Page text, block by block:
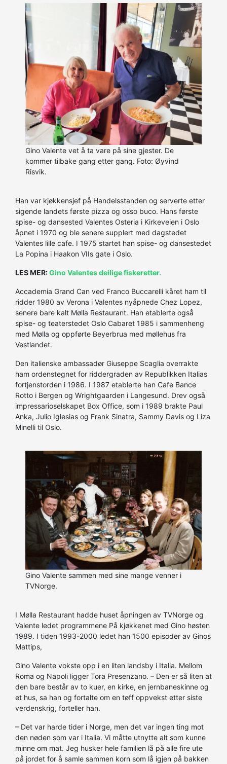
Gino Valente vet å ta vare på sine gjester. De
kommer tilbake gang etter gang. Foto: Øyvind
Risvik.
Han var kjøkkensjef på Handelsstanden og serverte etter
sigende landets første pizza og osso buco. Hans første
spise- og dansested Valentes Osteria i Kirkeveien i Oslo
åpnet i 1970 og ble senere supplert med dagstedet
Valentes lille cafe. I 1975 startet han spise- og dansestedet
La Popina i Haakon VIIs gate i Oslo.
LES MER:Gino Valentes deilige fiskeretter.
Accademia Grand Can ved Franco Buccarelli kåret ham til
ridder 1980 av Verona i Valentes nyåpnede Chez Lopez,
senere bare kalt Mølla Restaurant. Han etablerte også
spise- og teaterstedet Oslo Cabaret 1985 i sammenheng
med Mølla og oppførte Beyerbrua med møllehus fra
Vestlandet.
Den italienske ambassadør Giuseppe Scaglia overrakte
ham ordenstegnet for riddergraden av Republikken Italias
fortjenstorden i 1986. I 1987 etablerte han Cafe Bance
Rotto i Bergen og Wrightgaarden i Langesund. Drev også
impressarioselskapet Box Office, som i 1989 brakte Paul
Anka, Julio Iglesias og Frank Sinatra, Sammy Davis og Liza
Minelli til Oslo.
Gino Valente sammen med sine mange venner i
TVNorge.
I Mølla Restaurant hadde huset åpningen av TVNorge og
Valente ledet programmene På kjøkkenet med Gino høsten
1989. I tiden 1993-2000 ledet han 1500 episoder av Ginos
Mattips,
Gino Valente vokste opp i en liten landsby i Italia. Mellom
Roma og Napoli ligger Tora Presenzano. – Den er så liten at
den bare består av to kuer, en kirke, en jernbaneskinne og
et hus, sa han og fortalte om en tøff oppvekst etter siste
verdenskrig, forteller han.
– Det var harde tider i Norge, men det var ingen ting mot
den nøden som var i Italia. Vi måtte utnytte alt som kunne
minne om mat. Jeg husker hele familien lå på alle fire ute
på jordet for å samle sammen korn som lå igjen på bakken